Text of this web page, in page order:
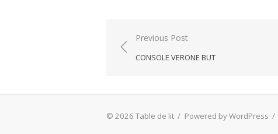
Post
navigation
Previous Post
CONSOLE VERONE BUT
© 2026 Table de lit / Powered by WordPress /